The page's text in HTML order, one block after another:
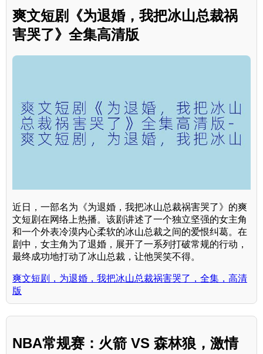
爽文短剧《为退婚，我把冰山总裁祸
害哭了》全集高清版
近日，一部名为《为退婚，我把冰山总裁祸害哭了》的爽
文短剧在网络上热播。该剧讲述了一个独立坚强的女主角
和一个外表冷漠内心柔软的冰山总裁之间的爱恨纠葛。在
剧中，女主角为了退婚，展开了一系列打破常规的行动，
最终成功地打动了冰山总裁，让他哭笑不得。
爽文短剧，为退婚，我把冰山总裁祸害哭了，全集，高清
版
NBA常规赛：火箭 VS 森林狼，激情